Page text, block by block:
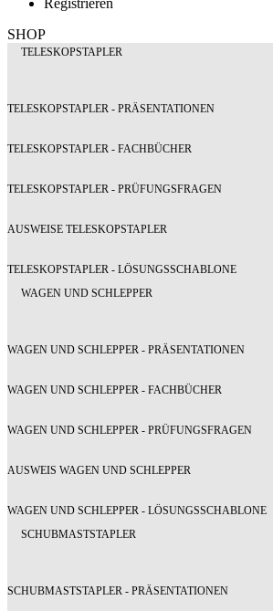
Registrieren
SHOP
TELESKOPSTAPLER
TELESKOPSTAPLER - PRÄSENTATIONEN
TELESKOPSTAPLER - FACHBÜCHER
TELESKOPSTAPLER - PRÜFUNGSFRAGEN
AUSWEISE TELESKOPSTAPLER
TELESKOPSTAPLER - LÖSUNGSSCHABLONE
WAGEN UND SCHLEPPER
WAGEN UND SCHLEPPER - PRÄSENTATIONEN
WAGEN UND SCHLEPPER - FACHBÜCHER
WAGEN UND SCHLEPPER - PRÜFUNGSFRAGEN
AUSWEIS WAGEN UND SCHLEPPER
WAGEN UND SCHLEPPER - LÖSUNGSSCHABLONE
SCHUBMASTSTAPLER
SCHUBMASTSTAPLER - PRÄSENTATIONEN